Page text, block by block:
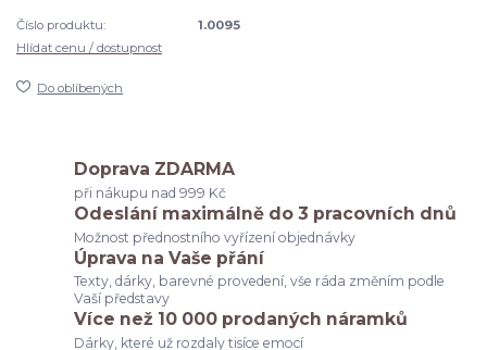
Číslo produktu:
1.0095
Hlídat cenu / dostupnost
Do oblíbených
Doprava ZDARMA
při nákupu nad 999 Kč
Odeslání maximálně do 3 pracovních dnů
Možnost přednostního vyřízení objednávky
Úprava na Vaše přání
Texty, dárky, barevné provedení, vše ráda změním podle
Vaší představy
Více než 10 000 prodaných náramků
Dárky, které už rozdaly tisíce emocí